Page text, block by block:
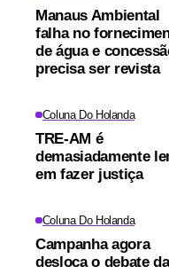
Manaus Ambiental
falha no
de água e
precisa ser revista
Coluna Do Holanda
TRE-AM é
demasiadamente
em fazer justiça
Coluna Do Holanda
Campanha agora
desloca o debate